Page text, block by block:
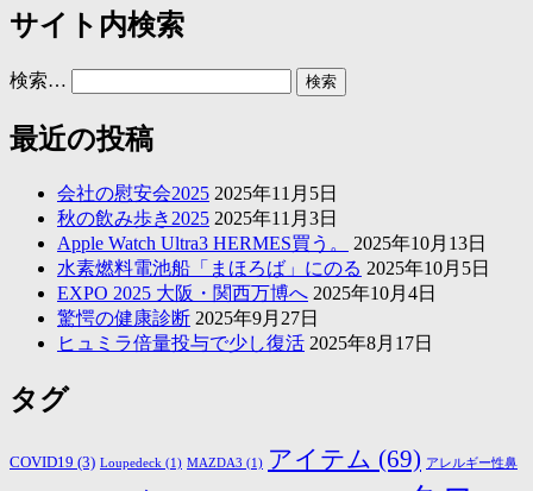
サイト内検索
検索…
最近の投稿
会社の慰安会2025 2025年11月5日
秋の飲み歩き2025 2025年11月3日
Apple Watch Ultra3 HERMES買う。
2025年10月13日
水素燃料電池船「まほろば」にのる 2025年10月5日
EXPO 2025 大阪・関西万博へ 2025年10月4日
驚愕の健康診断 2025年9月27日
ヒュミラ倍量投与で少し復活 2025年8月17日
タグ
COVID19 (3) Loupedeck (1) MAZDA3 (1) アイテム (69) アレルギー性鼻